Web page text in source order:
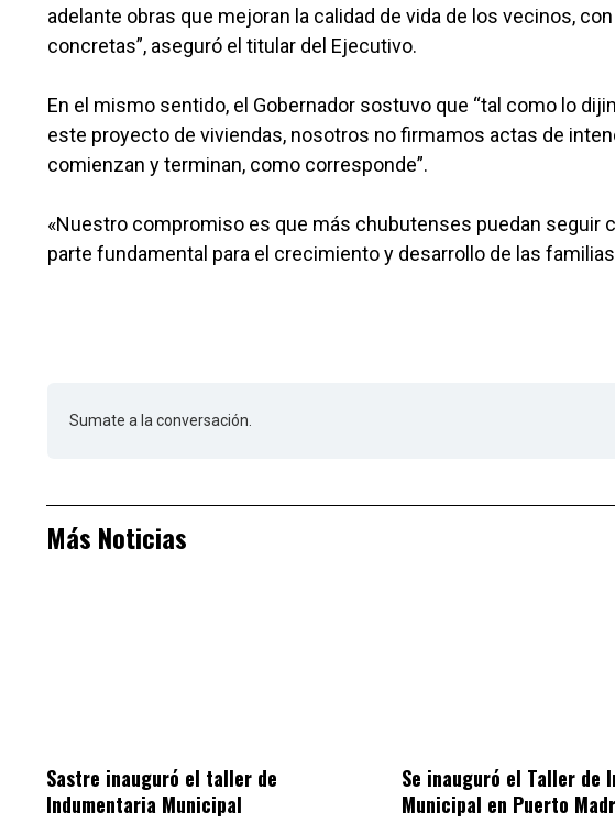
adelante obras que mejoran la calidad de vida de los vecinos,
concretas”, aseguró el titular del Ejecutivo.
En el mismo sentido, el Gobernador sostuvo que “tal como lo
este proyecto de viviendas, nosotros no firmamos actas de
comienzan y terminan, como corresponde”.
«Nuestro compromiso es que más chubutenses puedan seguir
parte fundamental para el crecimiento y desarrollo de las
Sumate a la conversación.
Más Noticias
Sastre inauguró el taller de
Indumentaria Municipal
Se inauguró el Taller de
Municipal en Puerto